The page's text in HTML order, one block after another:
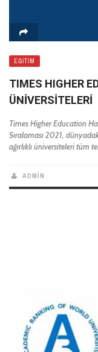
EĞITIM
TIMES HIGHER
ÜNIVERSITELERI
Times Higher Education
Sıralaması 2021,
ağırlıklı üniversiteleri tüm
ADMIN